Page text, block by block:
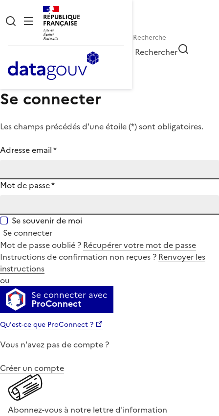
RÉPUBLIQUE
FRANÇAISE
Rechercher
Se connecter
Les champs précédés d'une étoile (*) sont obligatoires.
Adresse email*
Mot de passe*
Se souvenir de moi
Se connecter
Mot de passe oublié ? Récupérer votre mot de passe
Instructions de confirmation non reçues ? Renvoyer les
instructions
ou
Se connecter avec
ProConnect
Qu'est-ce que ProConnect ?
Vous n'avez pas de compte ?
Créer un compte
Abonnez-vous à notre lettre d'information